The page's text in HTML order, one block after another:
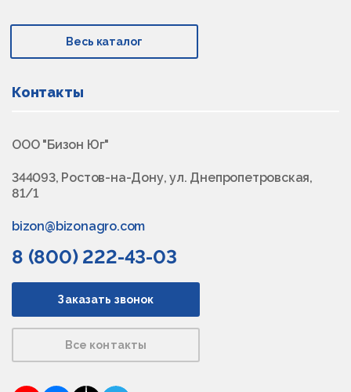
Весь каталог
Контакты
ООО "Бизон Юг"
344093, Ростов-на-Дону, ул. Днепропетровская,
81/1
bizon@bizonagro.com
8 (800) 222-43-03
Заказать звонок
Все контакты